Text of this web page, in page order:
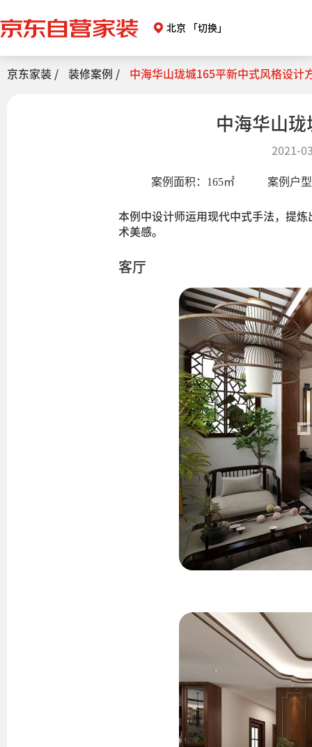
北京 「切换」
京东家装 / 装修案例 / 中海华山珑城165平新中式风格设计
中海华山
2021-
案例面积： 165㎡ 案例户
本例中设计师运用现代中式手法，提
术美感。
客厅